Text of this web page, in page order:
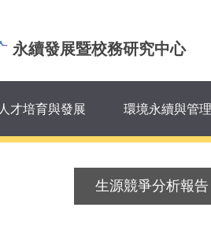
永續發展暨校務研究中心
人才培育與發展 環境永續與管理
生源競爭分析報告